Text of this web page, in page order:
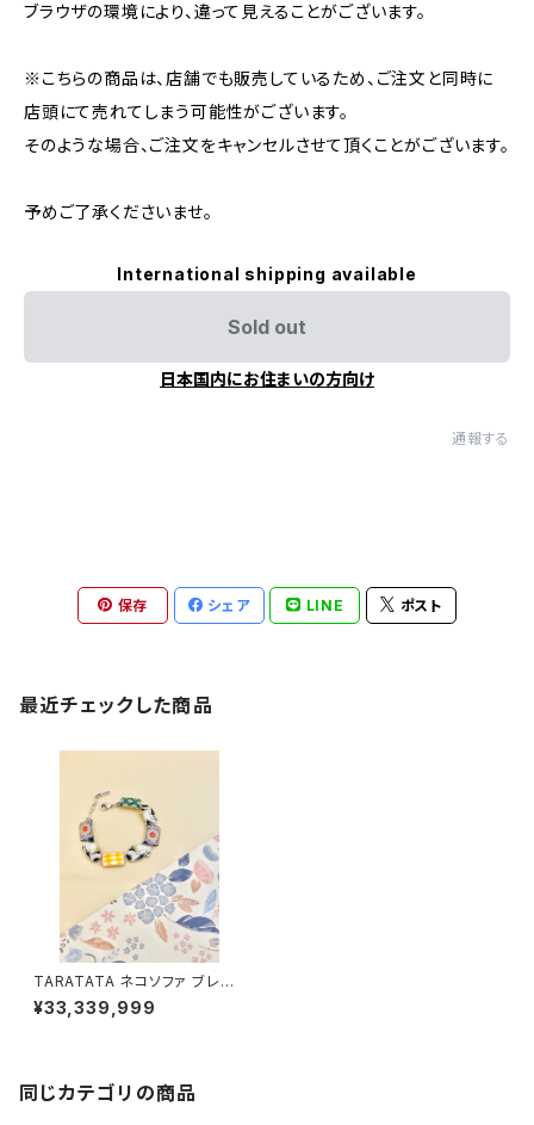
ブラウザの環境により、違って見えることがございます。
※こちらの商品は、店舗でも販売しているため、ご注文と同時に
店頭にて売れてしまう可能性がございます。
そのような場合、ご注文をキャンセルさせて頂くことがございます。
予めご了承くださいませ。
International shipping available
Sold out
日本国内にお住まいの方向け
通報する
保存 シェア LINE ポスト
最近チェックした商品
TARATATA ネコソファ ブレス
レット
¥33,339,999
同じカテゴリの商品